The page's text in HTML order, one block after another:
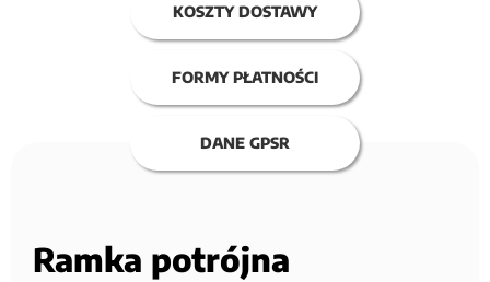
KOSZTY DOSTAWY
FORMY PŁATNOŚCI
DANE GPSR
Ramka potrójna